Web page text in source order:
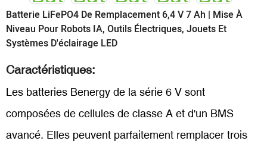
Batterie LiFePO4 De Remplacement 6,4 V 7 Ah | Mise À
Niveau Pour Robots IA, Outils Électriques, Jouets Et
Systèmes D'éclairage LED
Caractéristiques:
Les batteries Benergy de la série 6 V sont
composées de cellules de classe A et d'un BMS
avancé. Elles peuvent parfaitement remplacer trois